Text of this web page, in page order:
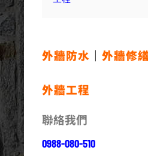
外牆防水 外牆修繕
外牆工程
聯絡我們
0988-080-510